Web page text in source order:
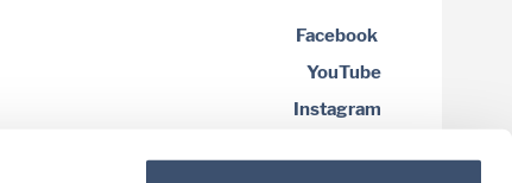
Facebook
YouTube
Instagram